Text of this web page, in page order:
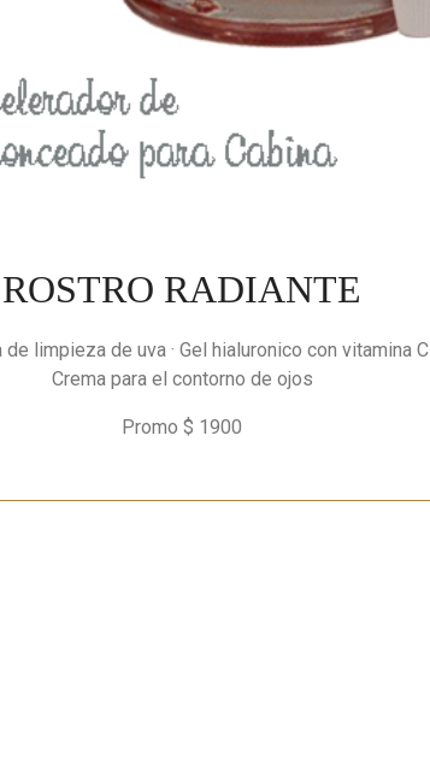
ROSTRO RADIANTE
de limpieza de uva · Gel hialuronico con vitamina C
Crema para el contorno de ojos
Promo $ 1900